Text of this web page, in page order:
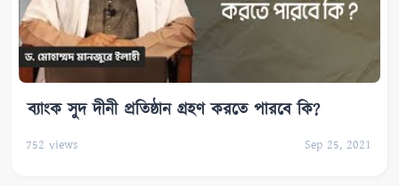
ব্যাংক সুদ দীনী প্রতিষ্ঠান গ্রহণ করতে পারবে কি?
752 views Sep 25, 2021